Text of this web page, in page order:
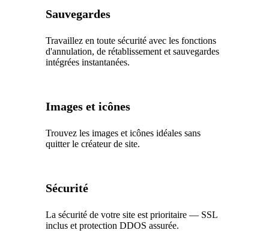
Sauvegardes
Travaillez en toute sécurité avec les fonctions
d'annulation, de rétablissement et sauvegardes
intégrées instantanées.
Images et icônes
Trouvez les images et icônes idéales sans
quitter le créateur de site.
Sécurité
La sécurité de votre site est prioritaire — SSL
inclus et protection DDOS assurée.